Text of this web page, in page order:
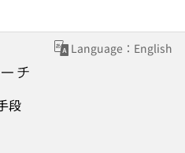
Language：English
段